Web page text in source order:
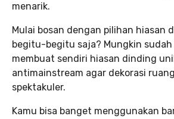
menarik.
Mulai bosan dengan pilihan hiasan
begitu-begitu saja? Mungkin
membuat sendiri hiasan dinding
antimainstream agar dekorasi
spektakuler.
Kamu bisa banget menggunakan